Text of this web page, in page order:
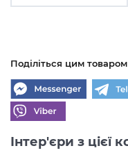
Поділіться цим
Інтер'єри з цієї